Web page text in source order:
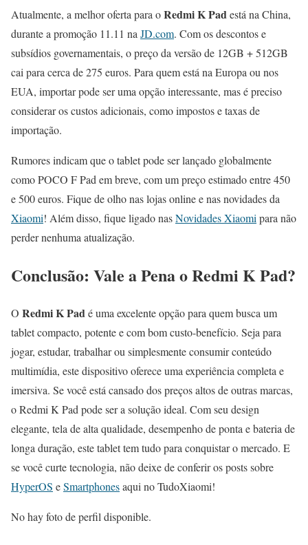
Atualmente, a melhor oferta para oRedmi K Padestá na China,
durante a promoção 11.11 na JD.com. Com os descontos e
subsídios governamentais, o preço da versão de 12GB + 512GB
cai para cerca de 275 euros. Para quem está na Europa ou nos
EUA, importar pode ser uma opção interessante, mas é preciso
considerar os custos adicionais, como impostos e taxas de
importação.
Rumores indicam que o tablet pode ser lançado globalmente
como POCO F Pad em breve, com um preço estimado entre 450
e 500 euros. Fique de olho nas lojas online e nas novidades da
Xiaomi! Além disso, fique ligado nasNovidades Xiaomi para não
perder nenhuma atualização.
Conclusão: Vale a Pena o Redmi K Pad?
O Redmi K Padé uma excelente opção para quem busca um
tablet compacto, potente e com bom custo-benefício. Seja para
jogar, estudar, trabalhar ou simplesmente consumir conteúdo
multimídia, este dispositivo oferece uma experiência completa e
imersiva. Se você está cansado dos preços altos de outras marcas,
o Redmi K Pad pode ser a solução ideal. Com seu design
elegante, tela de alta qualidade, desempenho de ponta e bateria de
longa duração, este tablet tem tudo para conquistar o mercado. E
se você curte tecnologia, não deixe de conferir os posts sobre
HyperOS eSmartphonesaqui no TudoXiaomi!
No hay foto de perfil disponible.